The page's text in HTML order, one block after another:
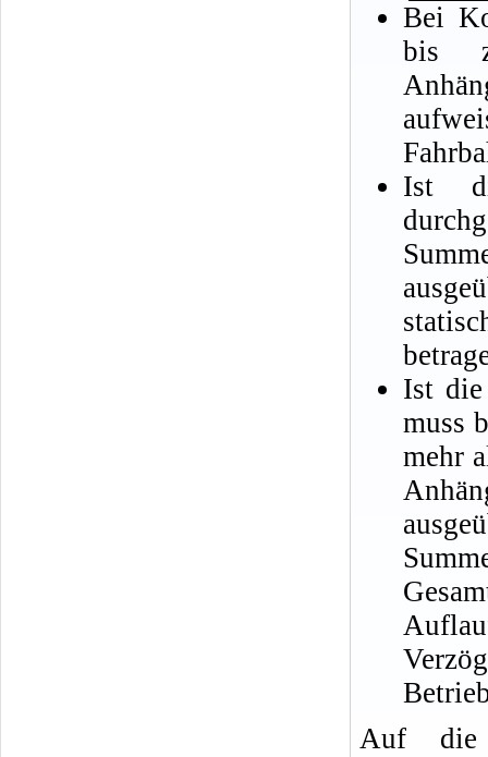
Bei
bis
Ist
Ist die
muss
mehr
Auf die